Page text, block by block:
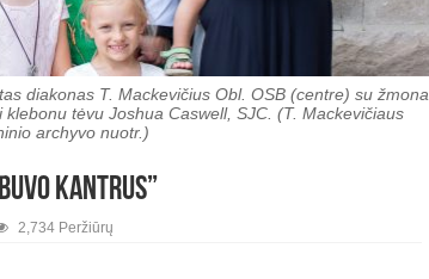
diakonas T. Mackevičius Obl. OSB (centre) su žmona
tėvu Joshua Caswell, SJC. (T. Mackevičiaus
archyvo nuotr.)
buvo kantrus”
2,734 Peržiūrų